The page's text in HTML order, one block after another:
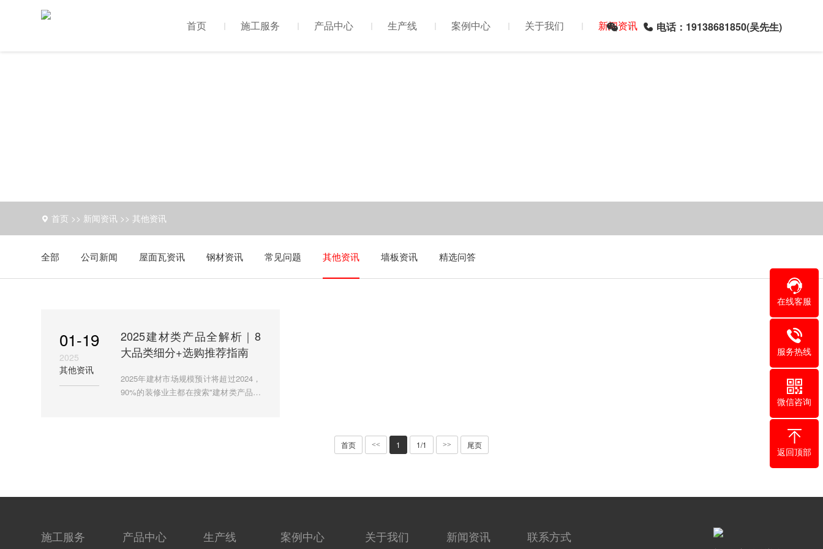
首页 施工服务 产品中心 生产线 案例中心 关于我们 新闻资讯 电话：19138681850(吴先生)
首页 >> 新闻资讯 >> 其他资讯
全部 公司新闻 屋面瓦资讯 钢材资讯 常见问题 其他资讯 墙板资讯 精选问答
01-19
2025
其他资讯
2025建材类产品全解析｜8
大品类细分+选购推荐指南
2025年建材市场规模预计将超过2024，
90%的装修业主都在搜索"建材类产品有
首页 << 1 1/1 >> 尾页
施工服务 产品中心 生产线 案例中心 关于我们 新闻资讯 联系方式
在线客服
服务热线
微信咨询
返回顶部